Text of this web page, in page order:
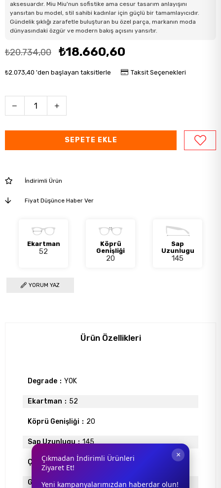
aksesuardır. Miu Miu'nun sofistike ama cesur tasarım anlayışını
yansıtan bu model, stil sahibi kadınlar için güçlü bir tamamlayıcıdır.
Gündelik şıklığı zarafetle buluşturan bu özel parça, markanın moda
dünyasındaki özgür ve modern bakış açısını yansıtır.
₺20.734,00 ₺18.660,60
₺2.073,40 'den başlayan taksitlerle Taksit Seçenekleri
İndirimli Ürün
Fiyat Düşünce Haber Ver
Ekartman
52
Köprü
Genişliği
20
Sap
Uzunlugu
145
YORUM YAZ
Ürün Özellikleri
Degrade YOK
Ekartman 52
Köprü Genişliği 20
Sap Uzunlugu 145
Çerçeve Tipi Faset (Çerçevesiz)
Gövde Rengi BAKIR
×
Çıkmadan İndirimli Ürünleri
Ziyaret Et!
Yeni kampanyalarımızdan haberdar olun!